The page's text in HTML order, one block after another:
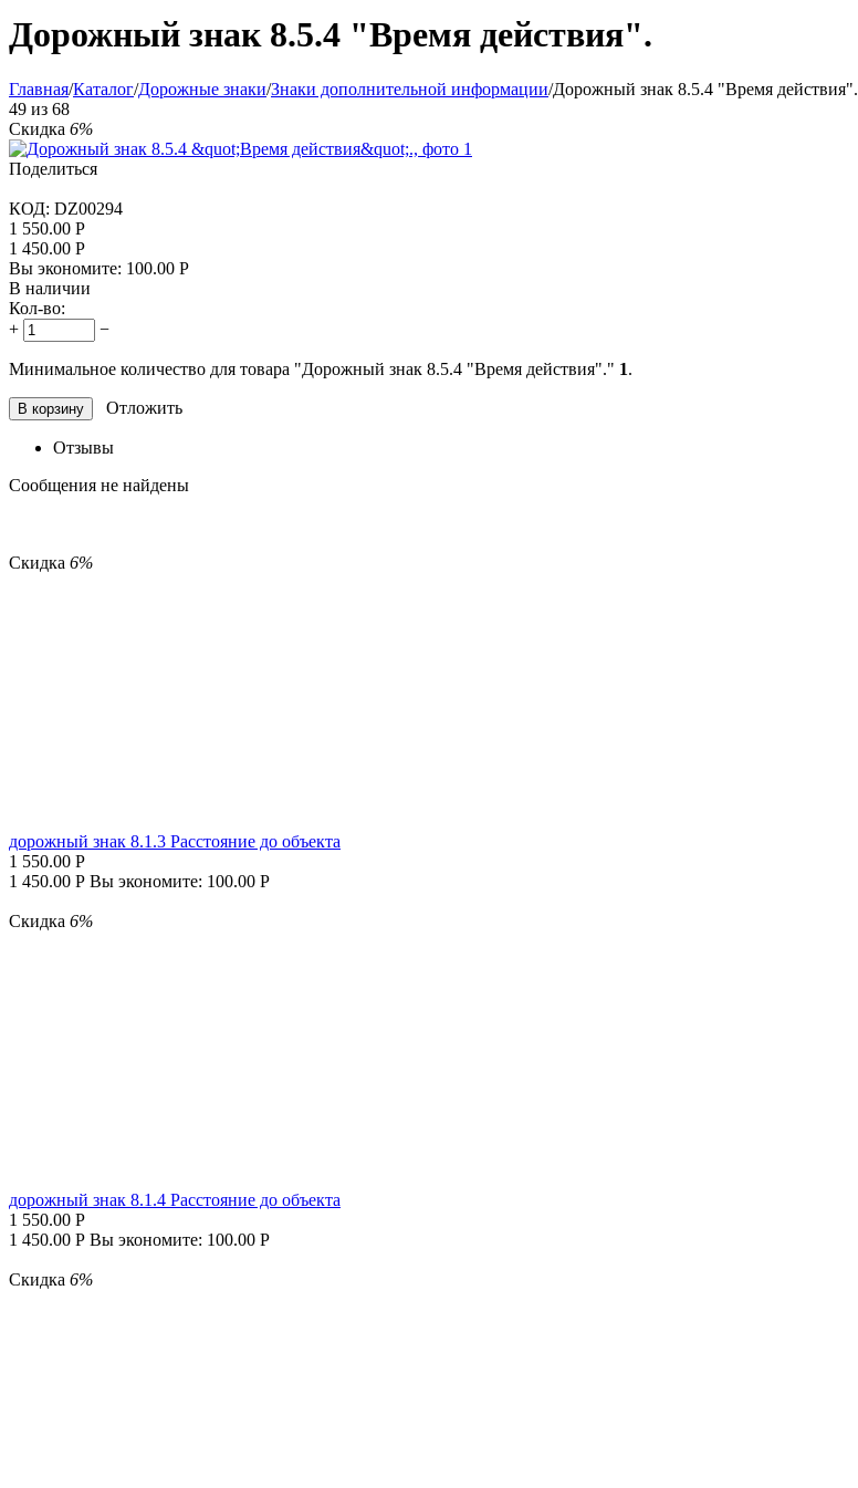
Дорожный знак 8.5.4 "Время действия".
Главная/Каталог/Дорожные знаки/Знаки дополнительной информации/Дорожный знак 8.5.4 "Время действия".
49 из 68
Скидка 6%
Поделиться
КОД: DZ00294
1 550.00 Р
1 450.00 Р
Вы экономите: 100.00 Р
В наличии
Кол-во:
+
−
Минимальное количество для товара "Дорожный знак 8.5.4 "Время действия"." 1.
В корзину Отложить
Отзывы
Сообщения не найдены
Скидка 6%
дорожный знак 8.1.3 Расстояние до объекта
1 550.00 Р
1 450.00 Р Вы экономите: 100.00 Р
Скидка 6%
дорожный знак 8.1.4 Расстояние до объекта
1 550.00 Р
1 450.00 Р Вы экономите: 100.00 Р
Скидка 6%